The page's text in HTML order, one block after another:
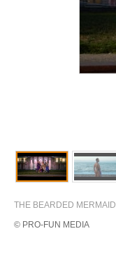
THE BEARDED MERMAID
© PRO-FUN MEDIA